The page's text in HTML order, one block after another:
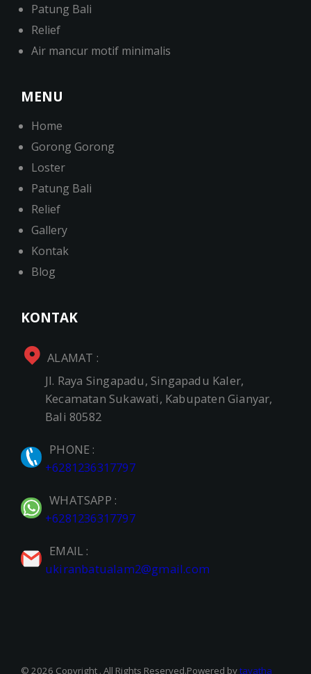
Patung Bali
Relief
Air mancur motif minimalis
MENU
Home
Gorong Gorong
Loster
Patung Bali
Relief
Gallery
Kontak
Blog
KONTAK
ALAMAT :
Jl. Raya Singapadu, Singapadu Kaler,
Kecamatan Sukawati, Kabupaten Gianyar,
Bali 80582
PHONE :
+6281236317797
WHATSAPP :
+6281236317797
EMAIL :
ukiranbatualam2@gmail.com
© 2026 Copyright . All Rights Reserved.Powered bytayatha